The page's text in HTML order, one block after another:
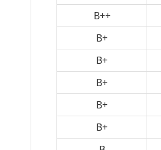
B++
B+
B+
B+
B+
B+